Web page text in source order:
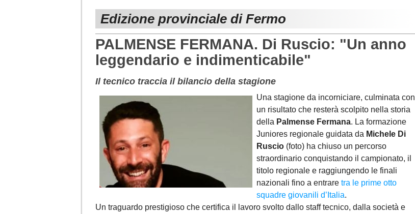
Edizione provinciale di Fermo
PALMENSE FERMANA. Di Ruscio: "Un anno
leggendario e indimenticabile"
Il tecnico traccia il bilancio della stagione
Una stagione da incorniciare, culminata con
un risultato che resterà scolpito nella storia
della Palmense Fermana. La formazione
Juniores regionale guidata da Michele Di
Ruscio (foto) ha chiuso un percorso
straordinario conquistando il campionato, il
titolo regionale e raggiungendo le finali
nazionali fino a entrare tra le prime otto
squadre giovanili d’Italia.
Un traguardo prestigioso che certifica il lavoro svolto dallo staff tecnico, dalla società e